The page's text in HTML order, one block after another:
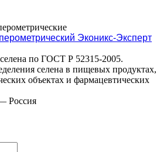
Эконикс-Эксперт
по ГОСТ Р 52315-2005.
селена в пищевых продуктах,
объектах и фармацевтических
Россия